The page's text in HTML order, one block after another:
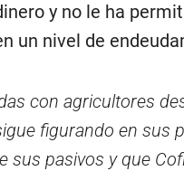
y no le ha
un nivel de
con agricultores
figurando en sus
sus pasivos y que